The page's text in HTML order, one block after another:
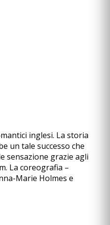
inglesi. La storia
un tale successo che
sensazione grazie agli
La coreografia –
Marie Holmes e